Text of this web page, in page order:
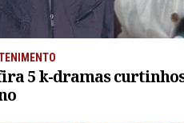
5 k-dramas